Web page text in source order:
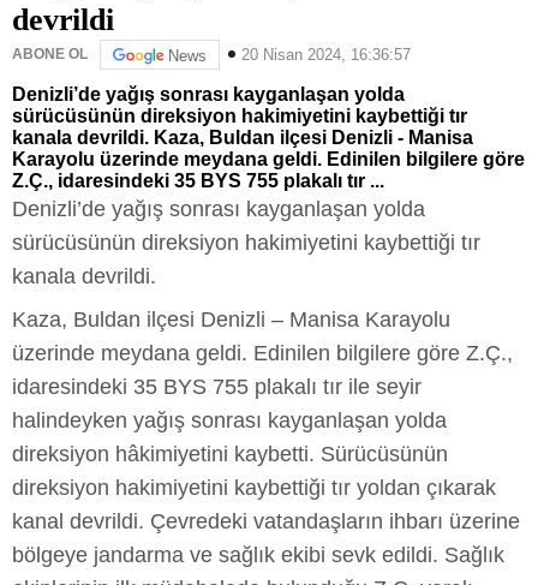
devrildi
ABONE OL News 20 Nisan 2024, 16:36:57
Denizli’de yağış sonrası kayganlaşan yolda
sürücüsünün direksiyon hakimiyetini kaybettiği tır
kanala devrildi. Kaza, Buldan ilçesi Denizli - Manisa
Karayolu üzerinde meydana geldi. Edinilen bilgilere göre
Z.Ç., idaresindeki 35 BYS 755 plakalı tır ...
Denizli’de yağış sonrası kayganlaşan yolda
sürücüsünün direksiyon hakimiyetini kaybettiği tır
kanala devrildi.
Kaza, Buldan ilçesi Denizli – Manisa Karayolu
üzerinde meydana geldi. Edinilen bilgilere göre Z.Ç.,
idaresindeki 35 BYS 755 plakalı tır ile seyir
halindeyken yağış sonrası kayganlaşan yolda
direksiyon hâkimiyetini kaybetti. Sürücüsünün
direksiyon hakimiyetini kaybettiği tır yoldan çıkarak
kanal devrildi. Çevredeki vatandaşların ihbarı üzerine
bölgeye jandarma ve sağlık ekibi sevk edildi. Sağlık